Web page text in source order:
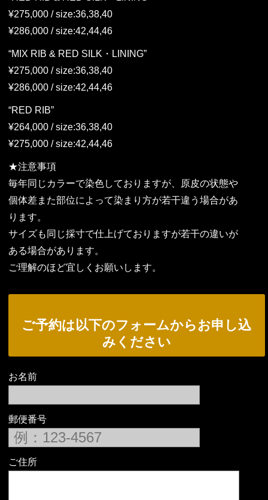
¥275,000 / size:36,38,40
¥286,000 / size:42,44,46
“MIX RIB & RED SILK・LINING”
¥275,000 / size:36,38,40
¥286,000 / size:42,44,46
“RED RIB”
¥264,000 / size:36,38,40
¥275,000 / size:42,44,46
★注意事項
毎年同じカラーで染色しておりますが、原皮の状態や
個体差また部位によって染まり方が若干違う場合があ
ります。
サイズも同じ採寸で仕上げておりますが若干の違いが
ある場合があります。
ご理解のほど宜しくお願いします。
ご予約は以下のフォームからお申し込
みください
お名前
郵便番号
ご住所